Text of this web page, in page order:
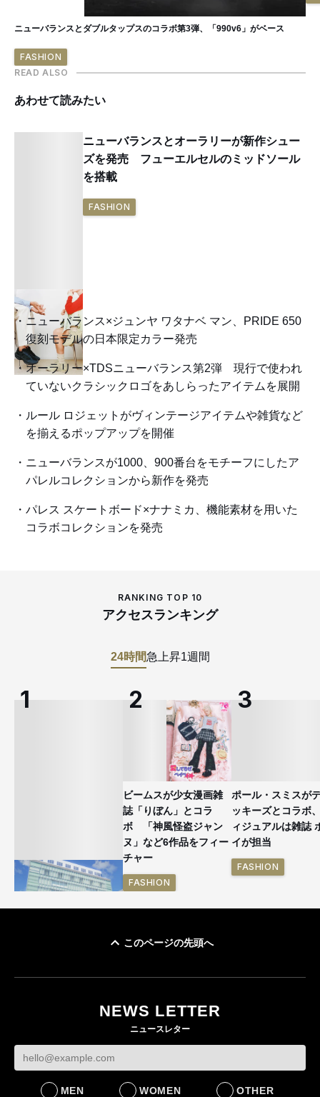
ニューバランスとダブルタップスのコラボ第3弾、「990v6」がベース
FASHION
READ ALSO
あわせて読みたい
ニューバランスとオーラリーが新作シュー
ズを発売 フューエルセルのミッドソール
を搭載
FASHION
ニューバランス×ジュンヤ ワタナベ マン、PRIDE 650
復刻モデルの日本限定カラー発売
オーラリー×TDSニューバランス第2弾 現行で使われ
ていないクラシックロゴをあしらったアイテムを展開
ルール ロジェットがヴィンテージアイテムや雑貨など
を揃えるポップアップを開催
ニューバランスが1000、900番台をモチーフにしたア
パレルコレクションから新作を発売
パレス スケートボード×ナナミカ、機能素材を用いた
コラボコレクションを発売
RANKING TOP 10
アクセスランキング
24時間急上昇1週間
ビームスが少女漫画雑
誌「りぼん」とコラ
ボ 「神風怪盗ジャン
ヌ」など6作品をフィー
チャー
FASHION
ポール・スミスが
ッキーズとコラボ
ィジュアルは雑誌
イが担当
FASHION
このページの先頭へ
NEWS LETTER
ニュースレター
MEN WOMEN OTHER